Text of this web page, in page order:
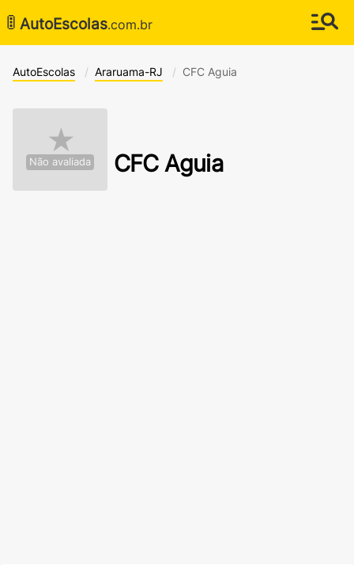
🚦 AutoEscolas.com.br
AutoEscolas Araruama-RJ CFC Aguia
★
Não avaliada CFC Aguia